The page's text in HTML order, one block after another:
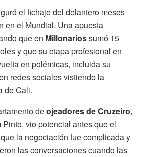
el fichaje del delantero meses
en el Mundial. Una apuesta
que en Millonariossumó 15
y que su etapa profesional en
en polémicas, incluida su
redes sociales vistiendo la
de Cali.
deojeadores de Cruzeiro,
vio potencial antes que el
la negociación fue complicada y
las conversaciones cuando las